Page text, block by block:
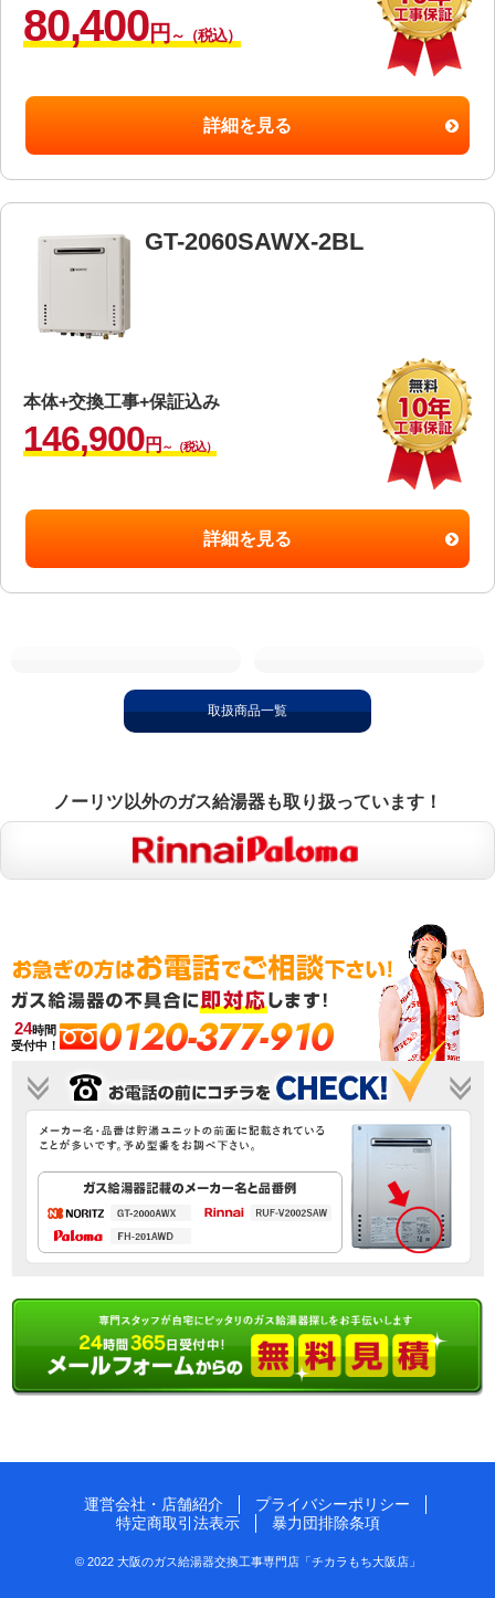
80,400円 ～（税込）
詳細を見る
GT-2060SAWX-2BL
本体+交換工事+保証込み
146,900円 ～（税込）
詳細を見る
取扱商品一覧
ノーリツ以外のガス給湯器も取り扱っています！
24時間
受付中！
0120-377-910
運営会社・店舗紹介
プライバシーポリシー
特定商取引法表示
暴力団排除条項
© 2022 大阪のガス給湯器交換工事専門店「チカラもち大阪店」